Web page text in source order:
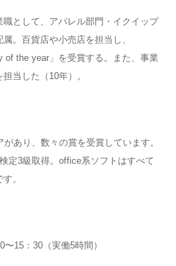
として、アパレル部門・イクイップ
。百貨店や小売店を担当し、
of the year」を受賞する。また、事業
当した（10年）。
あり、数々の賞を受賞しています。
定3級取得。office系ソフトはすべて
。
15：30（実働5時間）